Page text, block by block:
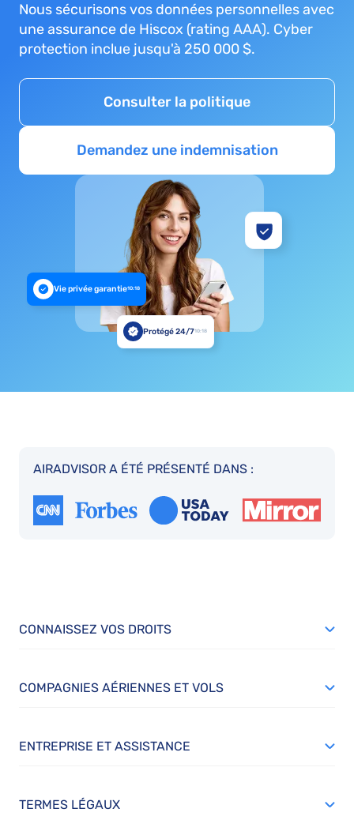
Nous sécurisons vos données personnelles avec
une assurance de Hiscox (rating AAA). Cyber
protection inclue jusqu'à 250 000 $.
Consulter la politique
Demandez une indemnisation
Vie privée garantie10:18
Protégé 24/710:18
AIRADVISOR A ÉTÉ PRÉSENTÉ DANS :
CONNAISSEZ VOS DROITS
COMPAGNIES AÉRIENNES ET VOLS
ENTREPRISE ET ASSISTANCE
TERMES LÉGAUX